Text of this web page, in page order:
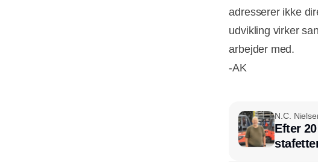
adresserer ikke
udvikling virker
arbejder med.
-AK
N.C.
Efter